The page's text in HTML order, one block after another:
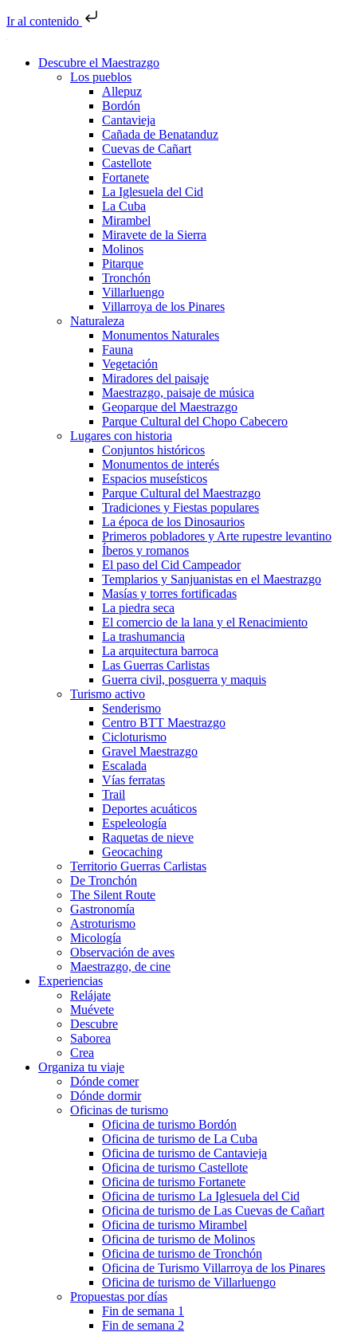
Ir al contenido
Descubre el Maestrazgo
Los pueblos
Allepuz
Bordón
Cantavieja
Cañada de Benatanduz
Cuevas de Cañart
Castellote
Fortanete
La Iglesuela del Cid
La Cuba
Mirambel
Miravete de la Sierra
Molinos
Pitarque
Tronchón
Villarluengo
Villarroya de los Pinares
Naturaleza
Monumentos Naturales
Fauna
Vegetación
Miradores del paisaje
Maestrazgo, paisaje de música
Geoparque del Maestrazgo
Parque Cultural del Chopo Cabecero
Lugares con historia
Conjuntos históricos
Monumentos de interés
Espacios museísticos
Parque Cultural del Maestrazgo
Tradiciones y Fiestas populares
La época de los Dinosaurios
Primeros pobladores y Arte rupestre levantino
Íberos y romanos
El paso del Cid Campeador
Templarios y Sanjuanistas en el Maestrazgo
Masías y torres fortificadas
La piedra seca
El comercio de la lana y el Renacimiento
La trashumancia
La arquitectura barroca
Las Guerras Carlistas
Guerra civil, posguerra y maquis
Turismo activo
Senderismo
Centro BTT Maestrazgo
Cicloturismo
Gravel Maestrazgo
Escalada
Vías ferratas
Trail
Deportes acuáticos
Espeleología
Raquetas de nieve
Geocaching
Territorio Guerras Carlistas
De Tronchón
The Silent Route
Gastronomía
Astroturismo
Micología
Observación de aves
Maestrazgo, de cine
Experiencias
Relájate
Muévete
Descubre
Saborea
Crea
Organiza tu viaje
Dónde comer
Dónde dormir
Oficinas de turismo
Oficina de turismo Bordón
Oficina de turismo de La Cuba
Oficina de turismo de Cantavieja
Oficina de turismo Castellote
Oficina de turismo Fortanete
Oficina de turismo La Iglesuela del Cid
Oficina de turismo de Las Cuevas de Cañart
Oficina de turismo Mirambel
Oficina de turismo de Molinos
Oficina de turismo de Tronchón
Oficina de Turismo Villarroya de los Pinares
Oficina de turismo de Villarluengo
Propuestas por días
Fin de semana 1
Fin de semana 2